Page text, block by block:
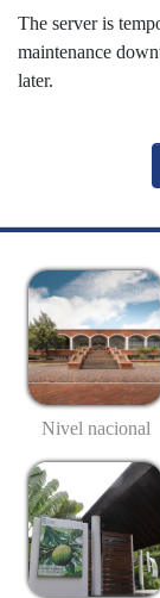
The server is
maintenance
later.
Nivel nacional